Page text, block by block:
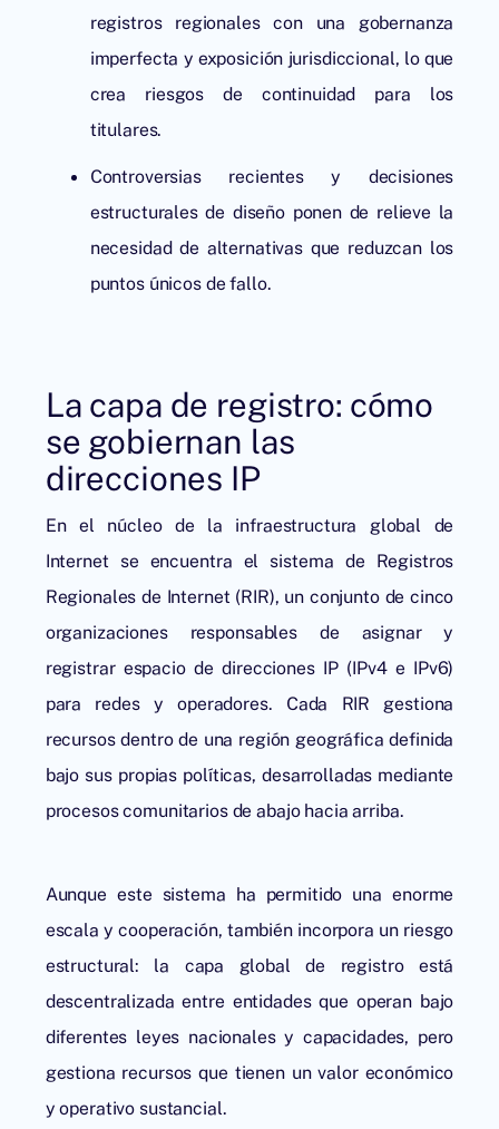
registros regionales con una gobernanza
imperfecta y exposición jurisdiccional, lo que
crea riesgos de continuidad para los
titulares.
Controversias recientes y decisiones
estructurales de diseño ponen de relieve la
necesidad de alternativas que reduzcan los
puntos únicos de fallo.
La capa de registro: cómo
se gobiernan las
direcciones IP
En el núcleo de la infraestructura global de
Internet se encuentra el sistema de Registros
Regionales de Internet (RIR), un conjunto de cinco
organizaciones responsables de asignar y
registrar espacio de direcciones IP (IPv4 e IPv6)
para redes y operadores. Cada RIR gestiona
recursos dentro de una región geográfica definida
bajo sus propias políticas, desarrolladas mediante
procesos comunitarios de abajo hacia arriba.
Aunque este sistema ha permitido una enorme
escala y cooperación, también incorpora un riesgo
estructural: la capa global de registro está
descentralizada entre entidades que operan bajo
diferentes leyes nacionales y capacidades, pero
gestiona recursos que tienen un valor económico
y operativo sustancial.